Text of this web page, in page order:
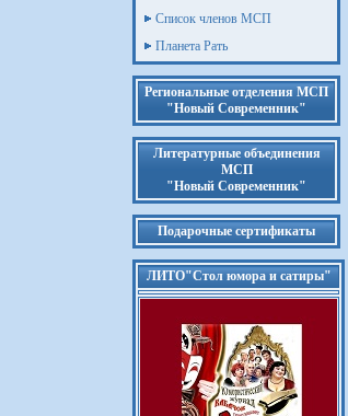
Список членов МСП
Планета Рать
Региональные отделения МСП
"Новый Современник"
Литературные объединения
МСП
"Новый Современник"
Подарочные сертификаты
ЛИТО"Стол юмора и сатиры"